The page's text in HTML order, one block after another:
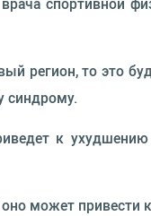
регион, то это
синдрому.
к
может